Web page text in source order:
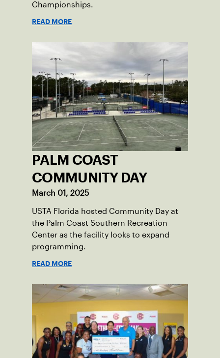
Championships.
READ MORE
PALM COAST
COMMUNITY DAY
March 01, 2025
USTA Florida hosted Community Day at
the Palm Coast Southern Recreation
Center as the facility looks to expand
programming.
READ MORE